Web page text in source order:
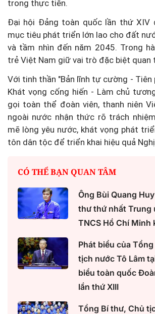
trong thực tiễn.
Đại hội Đảng toàn quốc lần thứ XIV
mục tiêu phát triển lớn lao cho đất
và tầm nhìn đến năm 2045. Trong
trẻ Việt Nam giữ vai trò đặc biệt quan
Với tinh thần "Bản lĩnh tự cường - Tiên
Khát vọng cống hiến - Làm chủ
gọi toàn thể đoàn viên, thanh niên
ngoài nước nhận thức rõ trách
mẽ lòng yêu nước, khát vọng phát
tôn dân tộc để triển khai hiệu quả
CÓ THỂ BẠN QUAN TÂM
Ông Bùi Quang
thư thứ nhất Trung
TNCS Hồ Chí Minh
Phát biểu của
tịch nước Tô Lâm
biểu toàn quốc
lần thứ XIII
Tổng Bí thư, Chủ